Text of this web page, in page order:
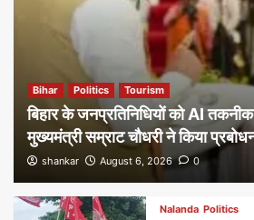
Bihar Politics Tourism
बिहार के जनप्रतिनिधियों को AI
मुख्यमंत्री सम्राट चौधरी ने किया
shankar August 6, 2026 0
Nalanda Politics